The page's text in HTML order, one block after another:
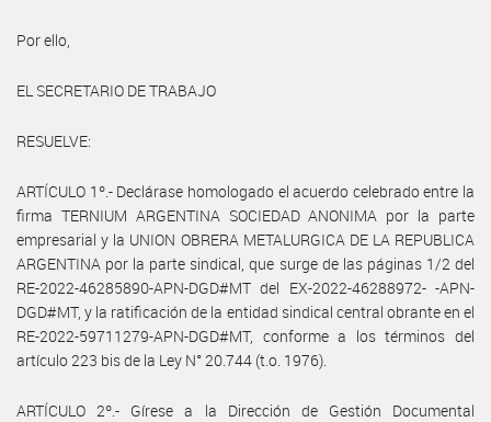
Por ello,
EL SECRETARIO DE TRABAJO
RESUELVE:
ARTÍCULO 1º.- Declárase homologado el acuerdo celebrado entre la
firma TERNIUM ARGENTINA SOCIEDAD ANONIMA por la parte
empresarial y la UNION OBRERA METALURGICA DE LA REPUBLICA
ARGENTINA por la parte sindical, que surge de las páginas 1/2 del
RE-2022-46285890-APN-DGD#MT del EX-2022-46288972- -APN-
DGD#MT, y la ratificación de la entidad sindical central obrante en el
RE-2022-59711279-APN-DGD#MT, conforme a los términos del
artículo 223 bis de la Ley N° 20.744 (t.o. 1976).
ARTÍCULO 2º.- Gírese a la Dirección de Gestión Documental